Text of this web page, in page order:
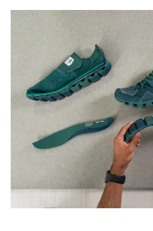
disponibles
Estación
Todas las
estaciones
Removable
Clasificación #290 22% inferior
Popularidad #112 Top 31%